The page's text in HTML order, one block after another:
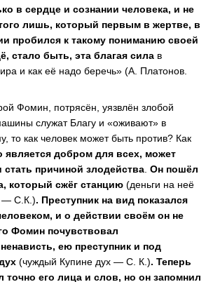
в сердце и сознании человека, и не
лишь, который первым в жертве, в
пробился к такому пониманию своей
стало быть, эта благая сила в
и как её надо беречь» (А. Платонов.
Фомин, потрясён, уязвлён злобой
служат Благу и «оживают» в
то как человек может быть против? Как
является добром для всех, может
стать причиной злодейства Он пошёл
который сжёг станцию (деньги на неё
— С.К.). Преступник на вид показался
и о действии своём он не
Фомин почувствовал
ею преступник и под
(чуждый Купине дух — С. К.). Теперь
его лица и слов, но он запомнил